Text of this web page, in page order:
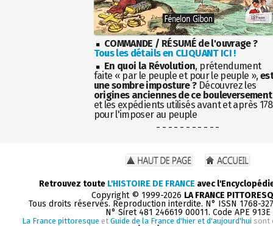
COMMANDE / RÉSUMÉ de l'ouvrage ?
Tous les détails en CLIQUANT ICI !
En quoi la Révolution, prétendument
faite « par le peuple et pour le peuple »,
une sombre imposture ?Découvrez les
origines anciennes de ce bouleversement
et les expédients utilisés avant et après
pour l'imposer au peuple
- - - - - - - - - - -
Retrouvez toute L'HISTOIRE DE FRANCE avec
Copyright © 1999-2026 LA FRANCE
Tous droits réservés. Reproduction interdite. N° ISSN 1768-
N° Siret 481 246619 00011. Code APE 913E
La France pittoresque et Guide de la France d'hier et d'aujourd'hui sont